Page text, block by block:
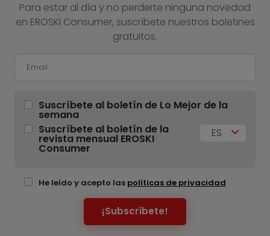
Para estar al día y no perderte ninguna novedad
en EROSKI Consumer, suscríbete nuestros boletines
gratuitos.
Suscríbete al boletín de Lo Mejor de la
semana
Suscríbete al boletín de la
revista mensual EROSKI
Consumer
ES
He leído y acepto las políticas de privacidad
¡Subscríbete!